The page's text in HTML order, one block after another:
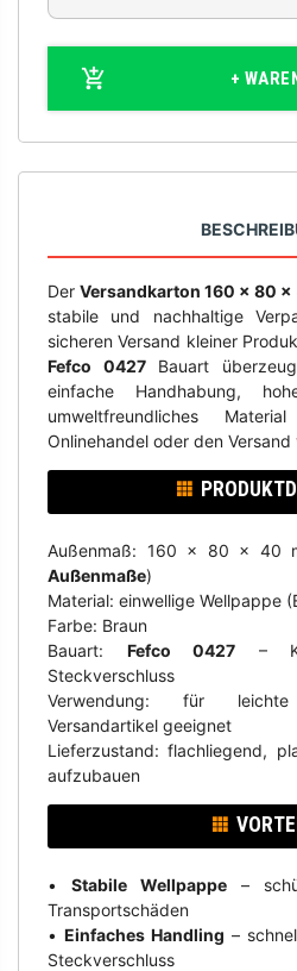
+
DerVersandkarton 160 x 80 x
stabile und nachhaltige
sicheren Versand kleiner
Fefco 0427Bauart
einfache Handhabung,
umweltfreundliches
Onlinehandel oder den Versand
Außenmaß: 160 x 80 x 40
Außenmaße)
Material: einwellige Wellpappe
Farbe: Braun
Bauart: Fefco 0427 –
Steckverschluss
Verwendung: für
Versandartikel geeignet
Lieferzustand: flachliegend,
aufzubauen
• Stabile Wellpappe –
Transportschäden
• Einfaches Handling –
Steckverschluss